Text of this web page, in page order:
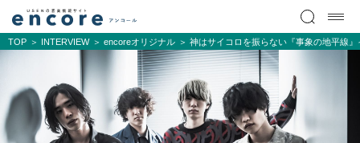
TOP INTERVIEW encoreオリジナル 神はサイコロを振らない『事象の地平線